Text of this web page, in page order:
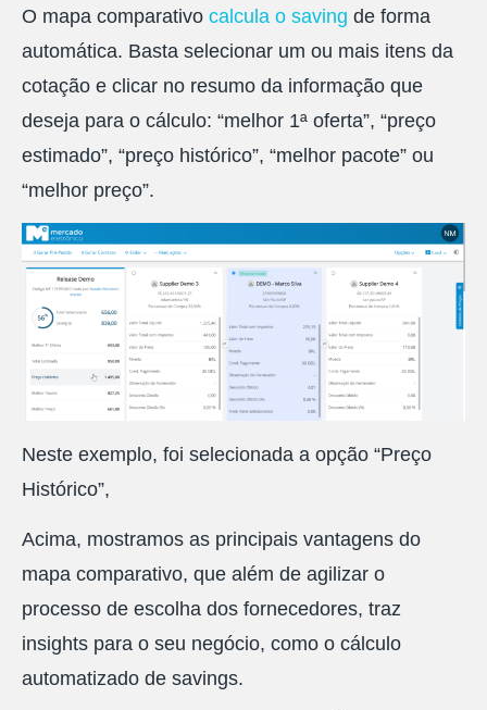
O mapa comparativo calcula o saving de forma
automática. Basta selecionar um ou mais itens da
cotação e clicar no resumo da informação que
deseja para o cálculo: “melhor 1ª oferta”, “preço
estimado”, “preço histórico”, “melhor pacote” ou
“melhor preço”.
Neste exemplo, foi selecionada a opção “Preço
Histórico”,
Acima, mostramos as principais vantagens do
mapa comparativo, que além de agilizar o
processo de escolha dos fornecedores, traz
insights para o seu negócio, como o cálculo
automatizado de savings.